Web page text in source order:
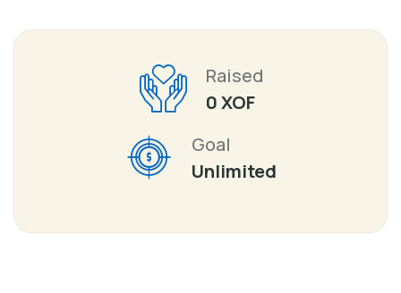
Raised
0 XOF
Goal
Unlimited